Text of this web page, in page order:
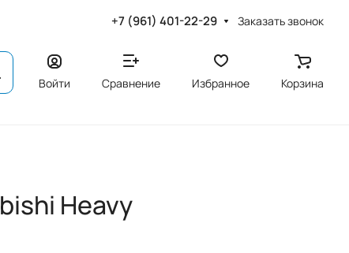
+7 (961) 401-22-29 Заказать звонок
Войти Сравнение Избранное Корзина
Heavy